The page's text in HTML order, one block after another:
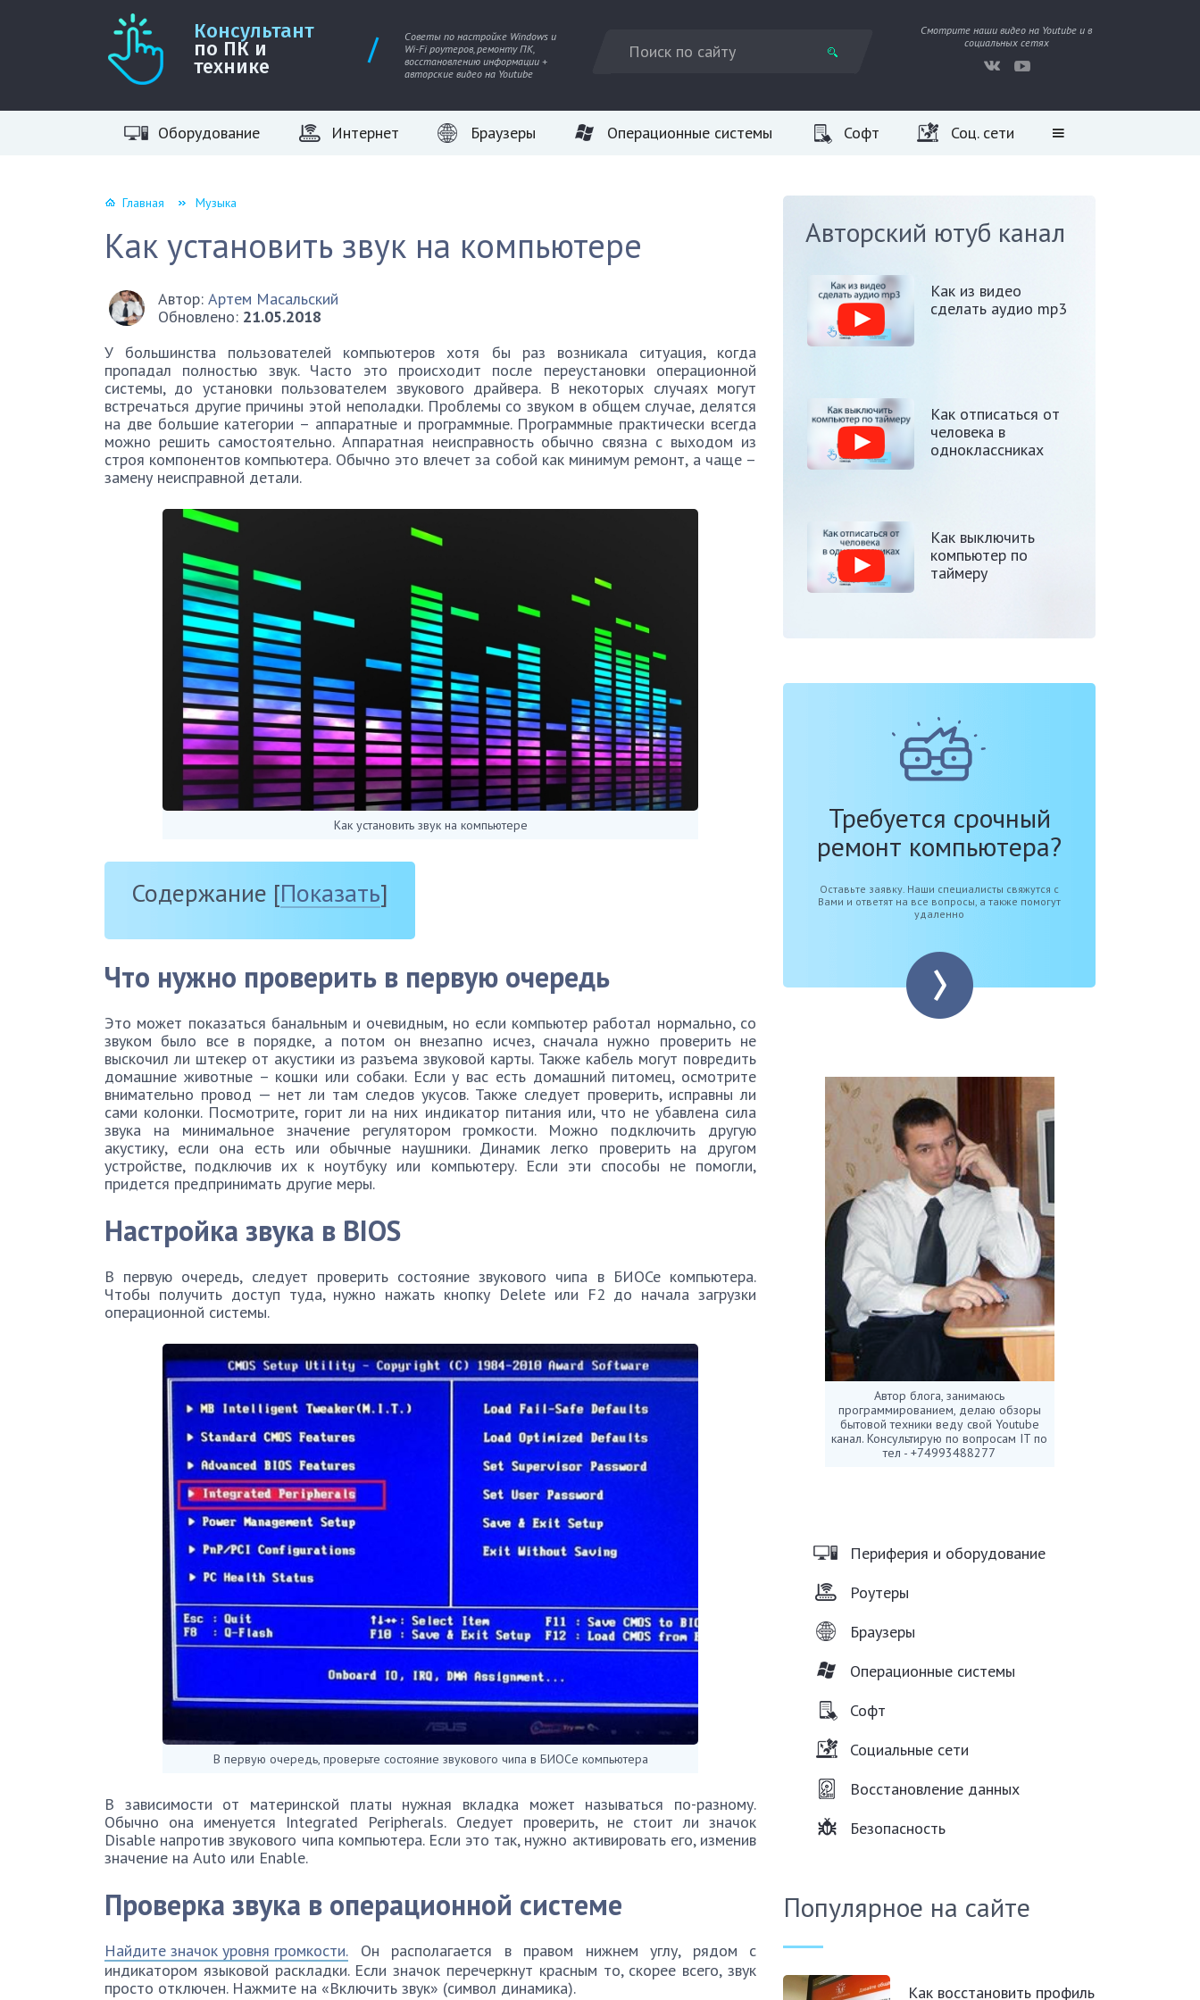
Консультант
по ПК и
технике
Советы по настройке Windows и
Wi-Fi роутеров, ремонту ПК,
восстановлению информации +
авторские видео на Youtube
Смотрите наши видео на Youtube и в
социальных сетях
Оборудование Интернет Браузеры Операционные системы Софт Соц. сети
Главная Музыка
Как установить звук на компьютере
Автор: Артем Масальский
Обновлено: 21.05.2018
У большинства пользователей компьютеров хотя бы раз возникала ситуация, когда
пропадал полностью звук. Часто это происходит после переустановки операционной
системы, до установки пользователем звукового драйвера. В некоторых случаях могут
встречаться другие причины этой неполадки. Проблемы со звуком в общем случае, делятся
на две большие категории – аппаратные и программные. Программные практически всегда
можно решить самостоятельно. Аппаратная неисправность обычно связна с выходом из
строя компонентов компьютера. Обычно это влечет за собой как минимум ремонт, а чаще –
замену неисправной детали.
Как установить звук на компьютере
Содержание [Показать]
Что нужно проверить в первую очередь
Это может показаться банальным и очевидным, но если компьютер работал нормально, со
звуком было все в порядке, а потом он внезапно исчез, сначала нужно проверить не
выскочил ли штекер от акустики из разъема звуковой карты. Также кабель могут повредить
домашние животные – кошки или собаки. Если у вас есть домашний питомец, осмотрите
внимательно провод — нет ли там следов укусов. Также следует проверить, исправны ли
сами колонки. Посмотрите, горит ли на них индикатор питания или, что не убавлена сила
звука на минимальное значение регулятором громкости. Можно подключить другую
акустику, если она есть или обычные наушники. Динамик легко проверить на другом
устройстве, подключив их к ноутбуку или компьютеру. Если эти способы не помогли,
придется предпринимать другие меры.
Настройка звука в BIOS
В первую очередь, следует проверить состояние звукового чипа в БИОСе компьютера.
Чтобы получить доступ туда, нужно нажать кнопку Delete или F2 до начала загрузки
операционной системы.
В первую очередь, проверьте состояние звукового чипа в БИОСе компьютера
В зависимости от материнской платы нужная вкладка может называться по-разному.
Обычно она именуется Integrated Peripherals. Следует проверить, не стоит ли значок
Disable напротив звукового чипа компьютера. Если это так, нужно активировать его, изменив
значение на Auto или Enable.
Проверка звука в операционной системе
Найдите значок уровня громкости. Он располагается в правом нижнем углу, рядом с
индикатором языковой раскладки. Если значок перечеркнут красным то, скорее всего, звук
просто отключен. Нажмите на «Включить звук» (символ динамика).
Авторский ютуб канал
Как из видео
сделать аудио mp3
Как отписаться от
человека в
одноклассниках
Как выключить
компьютер по
таймеру
Требуется срочный
ремонт компьютера?
Оставьте заявку. Наши специалисты свяжутся с
Вами и ответят на все вопросы, а также помогут
удаленно
Автор блога, занимаюсь
программированием, делаю обзоры
бытовой техники веду свой Youtube
канал. Консультирую по вопросам IT по
тел - +74993488277
Периферия и оборудование
Роутеры
Браузеры
Операционные системы
Софт
Социальные сети
Восстановление данных
Безопасность
Популярное на сайте
Как восстановить профиль